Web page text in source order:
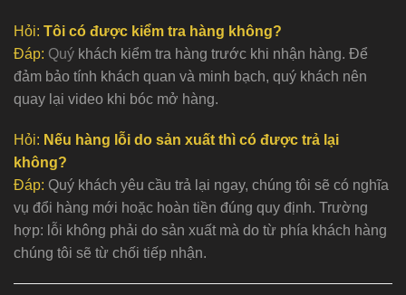
Hỏi: Tôi có được kiểm tra hàng không?
Đáp: Quý khách kiểm tra hàng trước khi nhận hàng. Để
đảm bảo tính khách quan và minh bạch, quý khách nên
quay lại video khi bóc mở hàng.
Hỏi: Nếu hàng lỗi do sản xuất thì có được trả lại
không?
Đáp: Quý khách yêu cầu trả lại ngay, chúng tôi sẽ có nghĩa
vụ đổi hàng mới hoặc hoàn tiền đúng quy định. Trường
hợp: lỗi không phải do sản xuất mà do từ phía khách hàng
chúng tôi sẽ từ chối tiếp nhận.